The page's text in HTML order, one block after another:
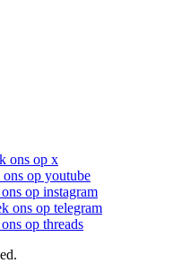
ons op x
op youtube
op instagram
ons op telegram
op threads